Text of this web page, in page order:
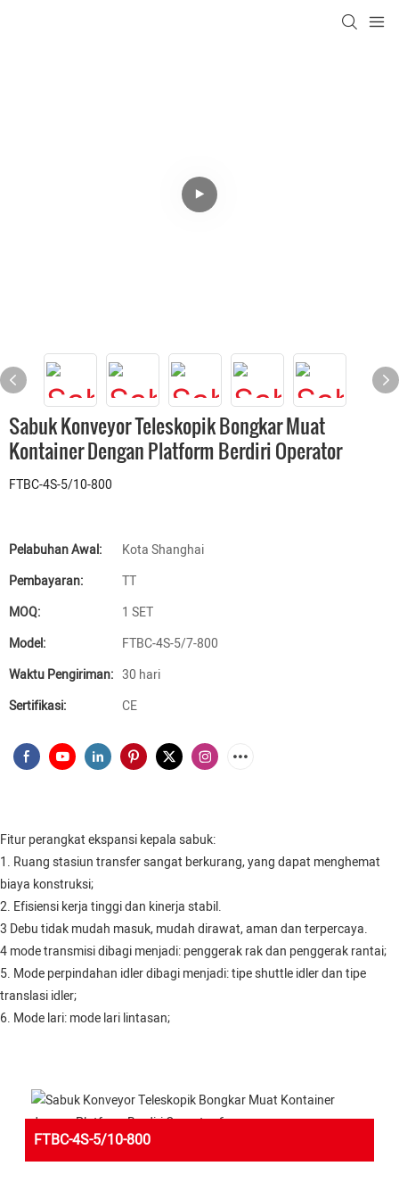
Sabuk Konveyor Teleskopik Bongkar Muat
Kontainer Dengan Platform Berdiri Operator
FTBC-4S-5/10-800
Pelabuhan Awal:
Kota Shanghai
Pembayaran:
TT
MOQ:
1 SET
Model:
FTBC-4S-5/7-800
Waktu Pengiriman: 30 hari
Sertifikasi:
CE
Fitur perangkat ekspansi kepala sabuk:
1. Ruang stasiun transfer sangat berkurang, yang dapat menghemat
biaya konstruksi;
2. Efisiensi kerja tinggi dan kinerja stabil.
3 Debu tidak mudah masuk, mudah dirawat, aman dan terpercaya.
4 mode transmisi dibagi menjadi: penggerak rak dan penggerak rantai;
5. Mode perpindahan idler dibagi menjadi: tipe shuttle idler dan tipe
translasi idler;
6. Mode lari: mode lari lintasan;
FTBC-4S-5/10-800